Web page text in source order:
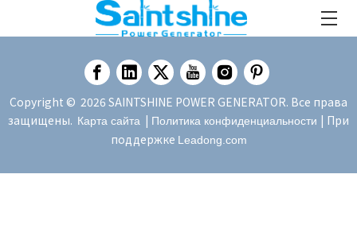
Copyright © 2026 SAINTSHINE POWER GENERATOR. Все права
защищены. Карта сайта | Политика конфиденциальности | При
поддержке Leadong.com